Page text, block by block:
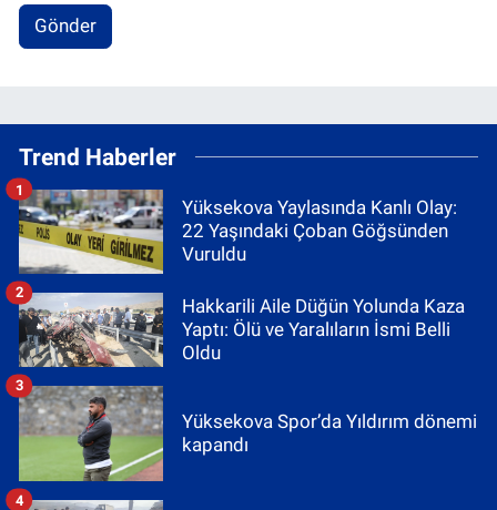
Gönder
Trend Haberler
Yüksekova Yaylasında Kanlı Olay:
22 Yaşındaki Çoban Göğsünden
Vuruldu
1
Hakkarili Aile Düğün Yolunda Kaza
Yaptı: Ölü ve Yaralıların İsmi Belli
Oldu
2
Yüksekova Spor’da Yıldırım dönemi
kapandı
3
4